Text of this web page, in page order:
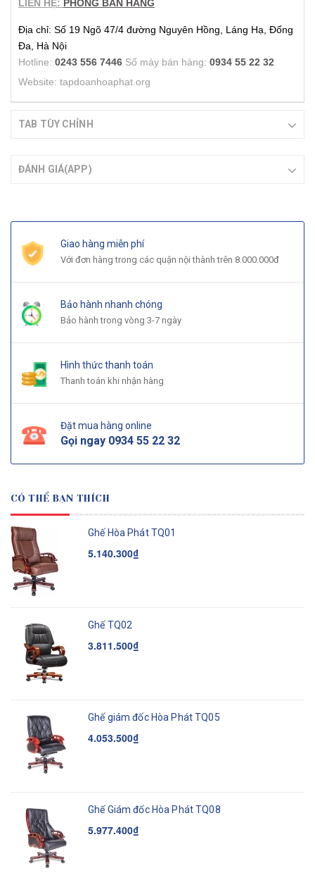
LIÊN HỆ: PHÒNG BÁN HÀNG
Địa chỉ: Số 19 Ngõ 47/4 đường Nguyên Hồng, Láng Hạ, Đống
Đa, Hà Nội
Hotline: 0243 556 7446 Số máy bán hàng: 0934 55 22 32
Website: tapdoanhoaphat.org
TAB TÙY CHỈNH
ĐÁNH GIÁ(APP)
Giao hàng miễn phí
Với đơn hàng trong các quận nội thành trên 8.000.000đ
Bảo hành nhanh chóng
Bảo hành trong vòng 3-7 ngày
Hình thức thanh toán
Thanh toán khi nhận hàng
Đặt mua hàng online
Gọi ngay 0934 55 22 32
CÓ THỂ BẠN THÍCH
Ghế Hòa Phát TQ01
5.140.300₫
Ghế TQ02
3.811.500₫
Ghế giám đốc Hòa Phát TQ05
4.053.500₫
Ghế Giám đốc Hòa Phát TQ08
5.977.400₫